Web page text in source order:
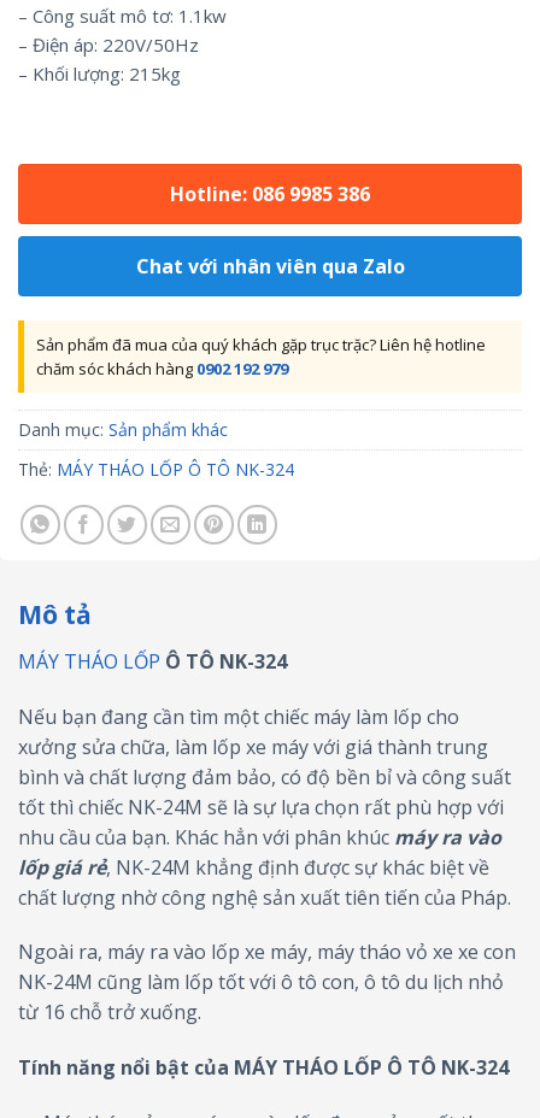
– Công suất mô tơ: 1.1kw
– Điện áp: 220V/50Hz
– Khối lượng: 215kg
Hotline: 086 9985 386
Chat với nhân viên qua Zalo
Sản phẩm đã mua của quý khách gặp trục trặc? Liên hệ hotline
chăm sóc khách hàng 0902 192 979
Danh mục: Sản phẩm khác
Thẻ: MÁY THÁO LỐP Ô TÔ NK-324
Mô tả
MÁY THÁO LỐP Ô TÔ NK-324
Nếu bạn đang cần tìm một chiếc máy làm lốp cho
xưởng sửa chữa, làm lốp xe máy với giá thành trung
bình và chất lượng đảm bảo, có độ bền bỉ và công suất
tốt thì chiếc NK-24M sẽ là sự lựa chọn rất phù hợp với
nhu cầu của bạn. Khác hẳn với phân khúc máy ra vào
lốp giá rẻ, NK-24M khẳng định được sự khác biệt về
chất lượng nhờ công nghệ sản xuất tiên tiến của Pháp.
Ngoài ra, máy ra vào lốp xe máy, máy tháo vỏ xe xe con
NK-24M cũng làm lốp tốt với ô tô con, ô tô du lịch nhỏ
từ 16 chỗ trở xuống.
Tính năng nổi bật của MÁY THÁO LỐP Ô TÔ NK-324